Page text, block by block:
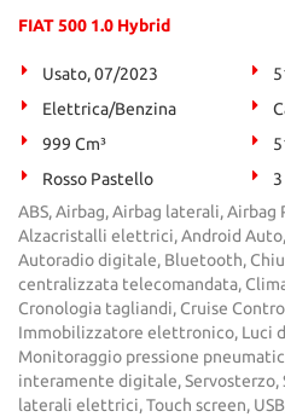
FIAT 500 1.0 Hybrid
Usato, 07/2023
Elettrica/Benzina
999 Cm³
Rosso Pastello
ABS, Airbag, Airbag laterali, Airbag
Alzacristalli elettrici, Android
Autoradio digitale, Bluetooth,
centralizzata telecomandata,
Cronologia tagliandi, Cruise
Immobilizzatore elettronico, Luci
Monitoraggio pressione
interamente digitale, Servosterzo,
laterali elettrici, Touch screen,